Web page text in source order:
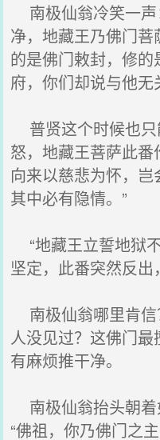
南极仙翁冷笑一声
净，地藏王乃佛门
的是佛门敕封，修
府，你们却说与他无
普贤这个时候也只
怒，地藏王菩萨此
向来以慈悲为怀，岂
其中必有隐情。”
“地藏王立誓地狱
坚定，此番突然反出
南极仙翁哪里肯信
人没见过？这佛门最
有麻烦推干净。
南极仙翁抬头朝着
“佛祖，你乃佛门之